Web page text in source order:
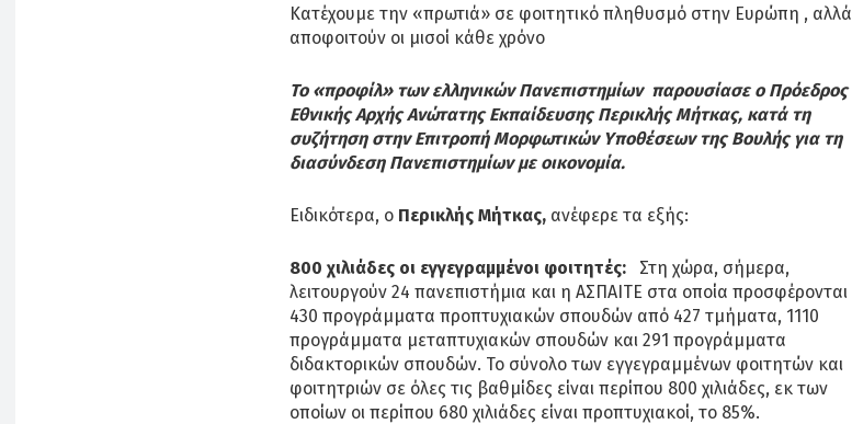
Κατέχουμε την «πρωτιά» σε φοιτητικό πληθυσμό στην Ευρώπη , αλλά
αποφοιτούν οι μισοί κάθε χρόνο
Το «προφίλ» των ελληνικών Πανεπιστημίων παρουσίασε ο Πρόεδρος
Εθνικής Αρχής Ανώτατης Εκπαίδευσης Περικλής Μήτκας, κατά τη
συζήτηση στην Επιτροπή Μορφωτικών Υποθέσεων της Βουλής για τη
διασύνδεση Πανεπιστημίων με οικονομία.
Ειδικότερα, ο Περικλής Μήτκας, ανέφερε τα εξής:
800 χιλιάδες οι εγγεγραμμένοι φοιτητές:
Στη χώρα, σήμερα,
λειτουργούν 24 πανεπιστήμια και η ΑΣΠΑΙΤΕ στα οποία προσφέρονται
430 προγράμματα προπτυχιακών σπουδών από 427 τμήματα, 1110
προγράμματα μεταπτυχιακών σπουδών και 291 προγράμματα
διδακτορικών σπουδών. Το σύνολο των εγγεγραμμένων φοιτητών και
φοιτητριών σε όλες τις βαθμίδες είναι περίπου 800 χιλιάδες, εκ των
οποίων οι περίπου 680 χιλιάδες είναι προπτυχιακοί, το 85%.